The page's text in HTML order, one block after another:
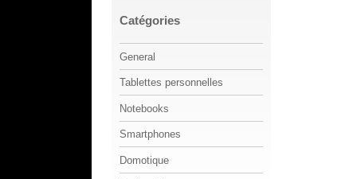
Catégories
General
Tablettes personnelles
Notebooks
Smartphones
Domotique